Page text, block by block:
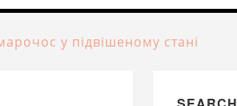
у підвішеному стані